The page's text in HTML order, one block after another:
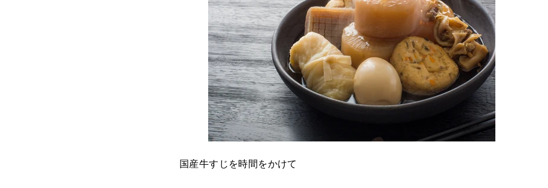
国産牛すじを時間をかけて